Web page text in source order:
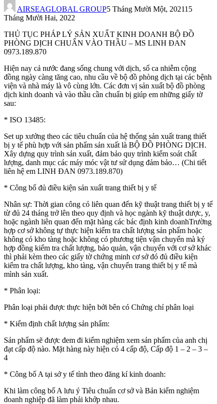
AIRSEAGLOBAL GROUP5 Tháng Mười Một, 202115
Tháng Mười Hai, 2022
THỦ TỤC PHÁP LÝ SẢN XUẤT KINH DOANH BỘ ĐỒ
PHÒNG DỊCH CHUẨN VÀO THẦU – MS LINH ĐAN
0973.189.870
Hiện nay cả nước đang sống chung với dịch, số ca nhiễm cộng
đồng ngày càng tăng cao, nhu cầu về bộ đồ phòng dịch tại các bệnh
viện và nhà máy là vô cùng lớn. Các đơn vị sản xuất bộ đồ phòng
dịch kinh doanh và vào thầu cần chuẩn bị giúp em những giấy tờ
sau:
* ISO 13485:
Set up xưởng theo các tiêu chuẩn của hệ thống sản xuất trang thiết
bị y tế phù hợp với sản phẩm sản xuất là BỘ ĐỒ PHÒNG DỊCH.
Xây dựng quy trình sản xuất, đảm bảo quy trình kiểm soát chất
lượng, danh mục các máy móc vật tư sử dụng đảm bảo… (Chi tiết
liên hệ em LINH ĐAN 0973.189.870)
* Công bố đủ điều kiện sản xuất trang thiết bị y tế
Nhân sự: Thời gian công có liên quan đến kỹ thuật trang thiết bị y tế
từ đủ 24 tháng trở lên theo quy định và học ngành kỹ thuật dược, y,
hoặc ngành liên quan đến mặt hàng các bác định kinh doanhTrường
hợp cơ sở không tự thực hiện kiểm tra chất lượng sản phẩm hoặc
không có kho tàng hoặc không có phương tiện vận chuyển mà ký
hợp đồng kiểm tra chất lượng, bảo quản, vận chuyển với cơ sở khác
thì phải kèm theo các giấy tờ chứng minh cơ sở đó đủ điều kiện
kiểm tra chất lượng, kho tàng, vận chuyển trang thiết bị y tế mà
mình sản xuất.
* Phân loại:
Phân loại phải được thực hiện bởi bên có Chứng chỉ phân loại
* Kiểm định chất lượng sản phẩm:
Sản phẩm sẽ được đem đi kiểm nghiệm xem sản phẩm của anh chị
đạt cấp độ nào. Mặt hàng này hiện có 4 cấp độ, Cấp độ 1 – 2 – 3 –
4
* Công bố A tại sở y tế tỉnh theo đăng kí kinh doanh:
Khi làm công bố A lưu ý Tiêu chuẩn cơ sở và Bản kiểm nghiệm
doanh nghiệp đã làm phải khớp nhau.